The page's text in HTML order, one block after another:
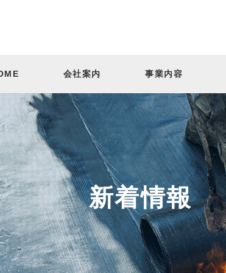
会社案内 事業内容
新着情報